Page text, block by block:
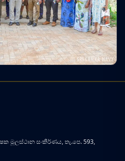
මූලස්ථාන සංකීර්ණය, තැ.පෙ. 593,